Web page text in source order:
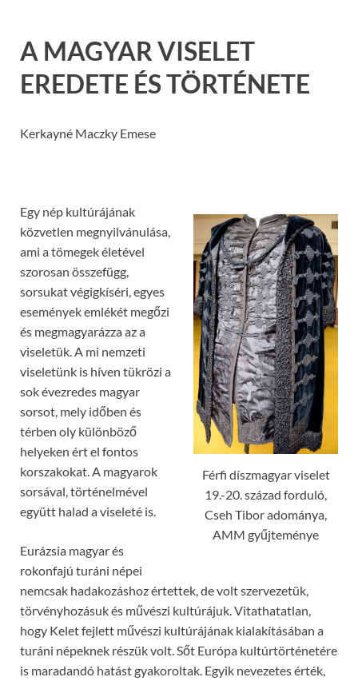
A MAGYAR VISELET
EREDETE ÉS TÖRTÉNETE
Kerkayné Maczky Emese
Férfi díszmagyar viselet
19.-20. század forduló,
Cseh Tibor adománya,
AMM gyűjteménye
Egy nép kultúrájának
közvetlen megnyilvánulása,
ami a tömegek életével
szorosan összefügg,
sorsukat végigkíséri, egyes
események emlékét megőzi
és megmagyarázza az a
viseletük. A mi nemzeti
viseletünk is híven tükrözi a
sok évezredes magyar
sorsot, mely időben és
térben oly különböző
helyeken ért el fontos
korszakokat. A magyarok
sorsával, történelmével
együtt halad a viseleté is.
Eurázsia magyar és
rokonfajú turáni népei
nemcsak hadakozáshoz értettek, de volt szervezetük,
törvényhozásuk és művészi kultúrájuk. Vitathatatlan,
hogy Kelet fejlett művészi kultúrájának kialakításában a
turáni népeknek részük volt. Sőt Európa kultúrtörténetére
is maradandó hatást gyakoroltak. Egyik nevezetes érték,